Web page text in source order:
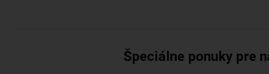
Špeciálne ponuky pre